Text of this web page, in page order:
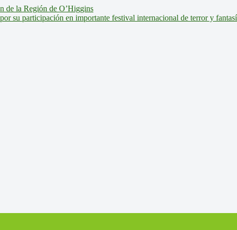
de la Región de O’Higgins
su participación en importante festival internacional de terror y